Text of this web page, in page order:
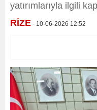
yatırımlarıyla ilgili
RİZE - 10-06-2026 12:52